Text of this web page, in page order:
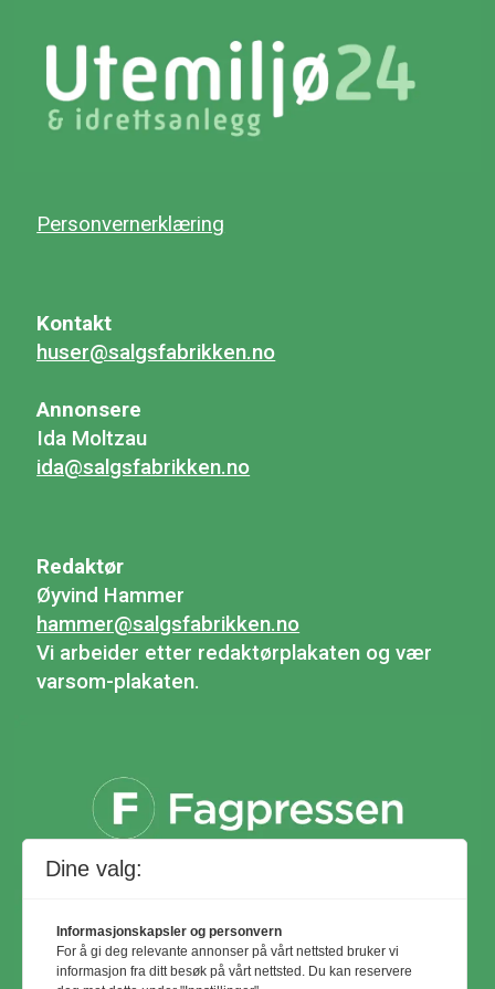
Personvernerklæring
Kontakt
huser@salgsfabrikken.no
Annonsere
Ida Moltzau
ida@salgsfabrikken.no
Redaktør
Øyvind Hammer
hammer@salgsfabrikken.no
Vi arbeider etter redaktørplakaten og vær
varsom-plakaten.
Dine valg:
Informasjonskapsler og personvern
For å gi deg relevante annonser på vårt nettsted bruker vi
informasjon fra ditt besøk på vårt nettsted. Du kan reservere